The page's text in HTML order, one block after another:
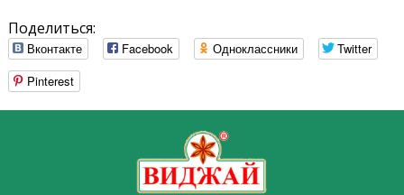
Поделиться:
Вконтакте Facebook Одноклассники
Twitter
Pinterest